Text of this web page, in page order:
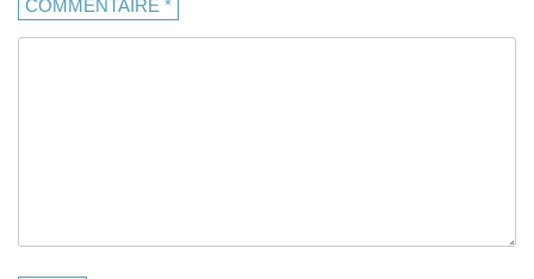
COMMENTAIRE *